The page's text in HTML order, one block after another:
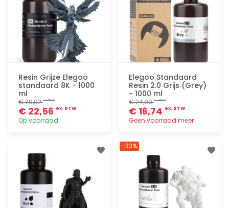
Resin Grijze Elegoo
standaard 8K - 1000
ml
€ 29,92ex. BTW
€ 22,56 ex. BTW
Op voorraad
Elegoo Standaard
Resin 2.0 Grijs (Grey)
- 1000 ml
€ 24,99ex. BTW
€ 16,74 ex. BTW
Geen voorraad meer
-33%